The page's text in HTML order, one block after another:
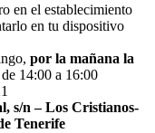
en el establecimiento
en tu dispositivo
por la mañana la
de 14:00 a 16:00
s/n – Los Cristianos-
Tenerife